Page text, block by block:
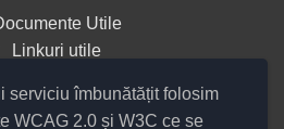
serviciu îmbunătățit folosim
WCAG 2.0 și W3C ce se
Utile
Linkuri utile